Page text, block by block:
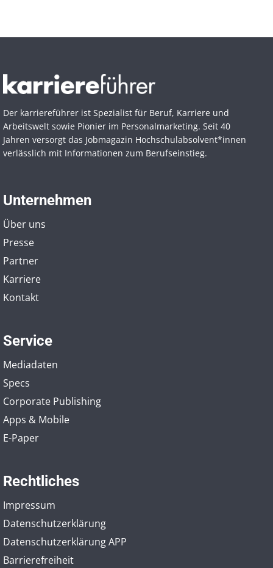
Der karriereführer ist Spezialist für Beruf, Karriere und
Arbeitswelt sowie Pionier im Personal­marketing. Seit 40
Jahren versorgt das Jobmagazin Hochschul­absolvent*innen
verlässlich mit Informationen zum Berufseinstieg.
Unternehmen
Über uns
Presse
Partner
Karriere
Kontakt
Service
Mediadaten
Specs
Corporate Publishing
Apps & Mobile
E-Paper
Rechtliches
Impressum
Datenschutzerklärung
Datenschutzerklärung APP
Barrierefreiheit